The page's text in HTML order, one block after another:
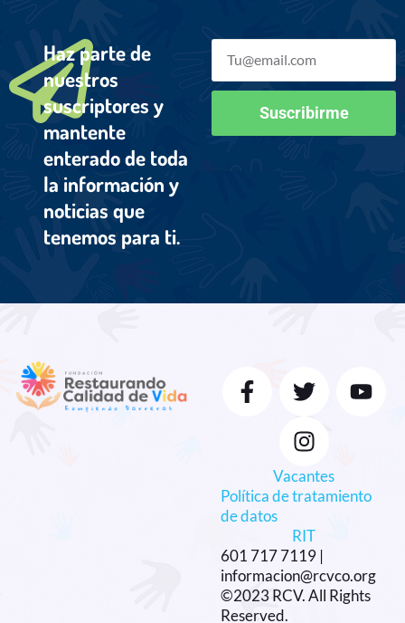
Haz parte de
nuestros
suscriptores y
mantente
enterado de toda
la información y
noticias que
tenemos para ti.
Suscribirme
Vacantes
Política de tratamiento
de datos
RIT
601 717 7119 |
informacion@rcvco.org
©2023 RCV. All Rights
Reserved.